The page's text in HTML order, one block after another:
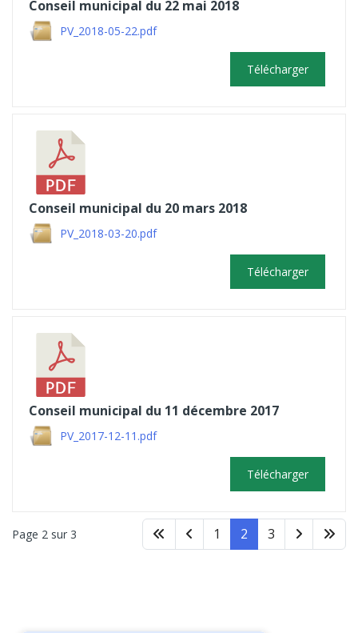
Conseil municipal du 22 mai 2018
PV_2018-05-22.pdf
Télécharger
Conseil municipal du 20 mars 2018
PV_2018-03-20.pdf
Télécharger
Conseil municipal du 11 décembre 2017
PV_2017-12-11.pdf
Télécharger
Page 2 sur 3 1 2 3